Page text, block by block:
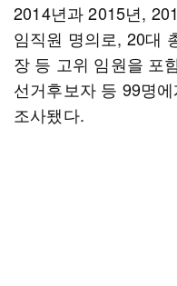
2014년과 2015년,
임직원 명의로, 20대
장 등 고위 임원을 포
선거후보자 등 99명
조사됐다.